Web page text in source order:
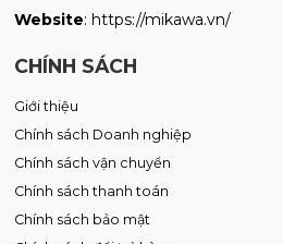
Website: https://mikawa.vn/
CHÍNH SÁCH
Giới thiệu
Chính sách Doanh nghiệp
Chính sách vận chuyển
Chính sách thanh toán
Chính sách bảo mật